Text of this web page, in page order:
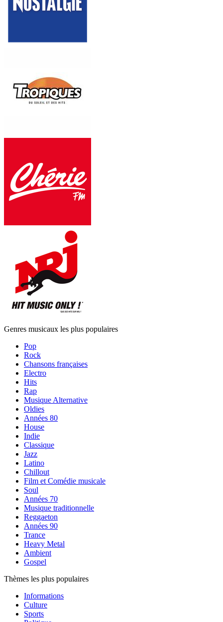
Genres musicaux les plus populaires
Pop
Rock
Chansons françaises
Electro
Hits
Rap
Musique Alternative
Oldies
Années 80
House
Indie
Classique
Jazz
Latino
Chillout
Film et Comédie musicale
Soul
Années 70
Musique traditionnelle
Reggaeton
Années 90
Trance
Heavy Metal
Ambient
Gospel
Thèmes les plus populaires
Informations
Culture
Sports